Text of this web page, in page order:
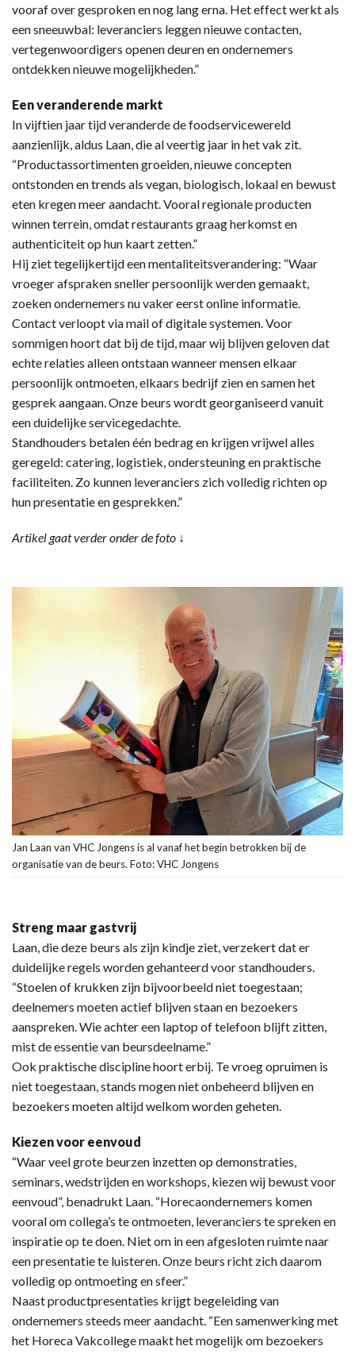
vooraf over gesproken en nog lang erna. Het effect werkt als
een sneeuwbal: leveranciers leggen nieuwe contacten,
vertegenwoordigers openen deuren en ondernemers
ontdekken nieuwe mogelijkheden.”
Een veranderende markt
In vijftien jaar tijd veranderde de foodservicewereld
aanzienlijk, aldus Laan, die al veertig jaar in het vak zit.
“Productassortimenten groeiden, nieuwe concepten
ontstonden en trends als vegan, biologisch, lokaal en bewust
eten kregen meer aandacht. Vooral regionale producten
winnen terrein, omdat restaurants graag herkomst en
authenticiteit op hun kaart zetten.”
Hij ziet tegelijkertijd een mentaliteitsverandering: “Waar
vroeger afspraken sneller persoonlijk werden gemaakt,
zoeken ondernemers nu vaker eerst online informatie.
Contact verloopt via mail of digitale systemen. Voor
sommigen hoort dat bij de tijd, maar wij blijven geloven dat
echte relaties alleen ontstaan wanneer mensen elkaar
persoonlijk ontmoeten, elkaars bedrijf zien en samen het
gesprek aangaan. Onze beurs wordt georganiseerd vanuit
een duidelijke servicegedachte.
Standhouders betalen één bedrag en krijgen vrijwel alles
geregeld: catering, logistiek, ondersteuning en praktische
faciliteiten. Zo kunnen leveranciers zich volledig richten op
hun presentatie en gesprekken.”
Artikel gaat verder onder de foto ↓
Jan Laan van VHC Jongens is al vanaf het begin betrokken bij de
organisatie van de beurs. Foto: VHC Jongens
Streng maar gastvrij
Laan, die deze beurs als zijn kindje ziet, verzekert dat er
duidelijke regels worden gehanteerd voor standhouders.
“Stoelen of krukken zijn bijvoorbeeld niet toegestaan;
deelnemers moeten actief blijven staan en bezoekers
aanspreken. Wie achter een laptop of telefoon blijft zitten,
mist de essentie van beursdeelname.”
Ook praktische discipline hoort erbij. Te vroeg opruimen is
niet toegestaan, stands mogen niet onbeheerd blijven en
bezoekers moeten altijd welkom worden geheten.
Kiezen voor eenvoud
“Waar veel grote beurzen inzetten op demonstraties,
seminars, wedstrijden en workshops, kiezen wij bewust voor
eenvoud”, benadrukt Laan. “Horecaondernemers komen
vooral om collega’s te ontmoeten, leveranciers te spreken en
inspiratie op te doen. Niet om in een afgesloten ruimte naar
een presentatie te luisteren. Onze beurs richt zich daarom
volledig op ontmoeting en sfeer.”
Naast productpresentaties krijgt begeleiding van
ondernemers steeds meer aandacht. “Een samenwerking met
het Horeca Vakcollege maakt het mogelijk om bezoekers